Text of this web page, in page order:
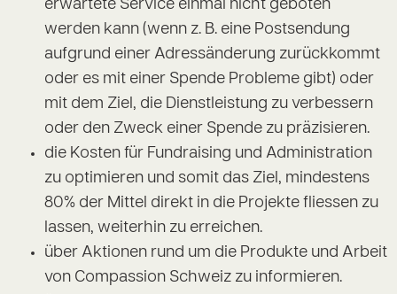
erwartete Service einmal nicht geboten
werden kann (wenn z. B. eine Postsendung
aufgrund einer Adressänderung zurückkommt
oder es mit einer Spende Probleme gibt) oder
mit dem Ziel, die Dienstleistung zu verbessern
oder den Zweck einer Spende zu präzisieren.
die Kosten für Fundraising und Administration
zu optimieren und somit das Ziel, mindestens
80% der Mittel direkt in die Projekte fliessen zu
lassen, weiterhin zu erreichen.
über Aktionen rund um die Produkte und Arbeit
von Compassion Schweiz zu informieren.